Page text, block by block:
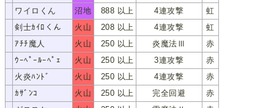
ワイロくん 沼地 888 以上 4連攻撃 虹
剣士ｶｲﾛくん 火山 208 以上 4連攻撃 虹
ｱﾁﾁ魔人 火山 250 以上 炎魔法Ⅲ 赤
ｳｰﾍﾟｰﾙｰﾍﾟｪ 火山 250 以上 3連攻撃 赤
火炎ﾊﾝﾄﾞ 火山 250 以上 4連攻撃 赤
ｶｻﾞﾝｺ 火山 250 以上 完全回避 赤